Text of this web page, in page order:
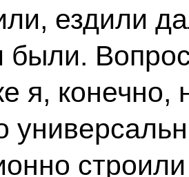
ездили
были.
я, конечно,